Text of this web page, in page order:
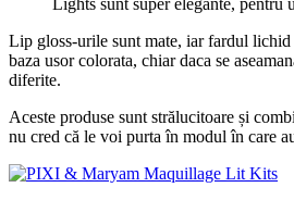
Lights sunt super elegante, pentru
Lip gloss-urile sunt mate, iar fardul
baza usor colorata, chiar daca se
diferite.
Aceste produse sunt strălucitoare și
nu cred că le voi purta în modul în care